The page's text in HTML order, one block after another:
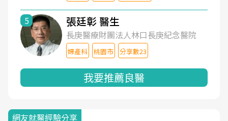
5 張廷彰 醫生
長庚醫療財團法人林口長庚紀念醫院
婦產科 桃園市 分享數23
我要推薦良醫
網友就醫經驗分享